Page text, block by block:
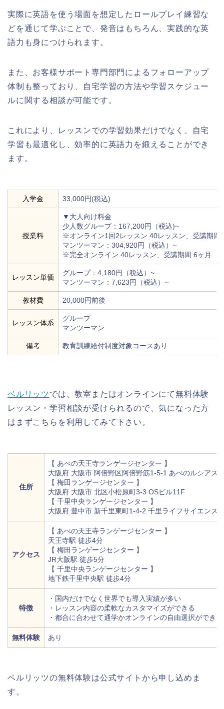
実際に英語を使う場面を想定したロールプレイ練習な
どを通じて学ぶことで、発音はもちろん、実践的な英
語力も身につけられます。
また、お客様サポート専門部門によるフォローアップ
体制も整っており、自宅学習の方法や学習スケジュー
ルに関する相談が可能です。
これにより、レッスンでの学習効果だけでなく、自宅
学習も最適化し、効率的に英語力を鍛えることができ
ます。
入学金 33,000円(税込)
授業料
▼大人向け料金
少人数グループ：167,200円（税込)~
※オンライン1回2レッスン 40レッスン、受講期間
マンツーマン：304,920円（税込）~
※完全オンライン 40レッスン、受講期間 6ヶ月
レッスン単価
グループ：4,180円（税込）~
マンツーマン：7,623円（税込）~
教材費 20,000円前後
レッスン体系
グループ
マンツーマン
備考 教育訓練給付制度対象コースあり
ベルリッツでは、教室またはオンラインにて無料体験
レッスン・学習相談が受けられるので、気になった方
はまずこちらを利用してみて下さい。
住所
【 あべの天王寺ランゲージセンター 】
大阪府 大阪市 阿倍野区阿倍野筋1-5-1 あべのルシアス
【 梅田ランゲージセンター 】
大阪府 大阪市 北区小松原町3-3 OSビル11F
【 千里中央ランゲージセンター 】
大阪府 豊中市 新千里東町1-4-2 千里ライフサイエンス
アクセス
【 あべの天王寺ランゲージセンター 】
天王寺駅 徒歩4分
【 梅田ランゲージセンター 】
JR大阪駅 徒歩5分
【 千里中央ランゲージセンター 】
地下鉄千里中央駅 徒歩4分
特徴
・国内だけでなく世界でも導入実績が多い
・レッスン内容の柔軟なカスタマイズができる
・都合に合わせて通学かオンラインの自由選択ができる
無料体験 あり
ベルリッツの無料体験は公式サイトから申し込めま
す。